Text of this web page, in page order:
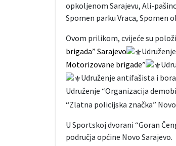
opkoljenom Sarajevu, Ali-
Spomen parku Vraca, Spomen
Ovom prilikom, cvijeće su
brigada” Sarajevo
Motorizovane brigade”
Udruženje antifašista i
Udruženje “Organizacija
“Zlatna policijska značka”
U Sportskoj dvorani “Goran
područja općine Novo Sarajevo.